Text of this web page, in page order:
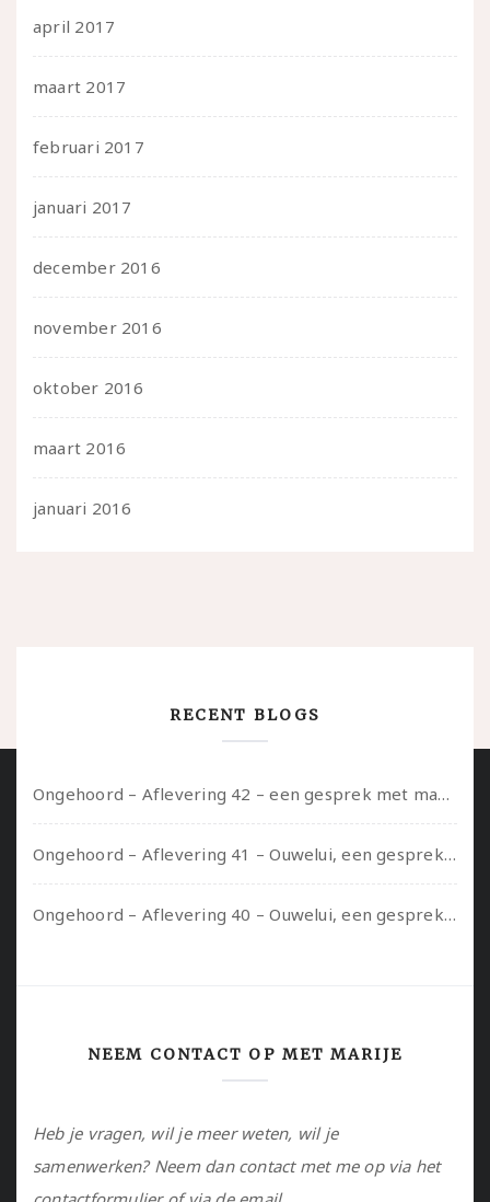
april 2017
maart 2017
februari 2017
januari 2017
december 2016
november 2016
oktober 2016
maart 2016
januari 2016
RECENT BLOGS
Ongehoord – Aflevering 42 – een gesprek met marijn over seksueel opbloeien, het ouderschap uitvinden en verschillende leeftijden in je mee dragen
Ongehoord – Aflevering 41 – Ouwelui, een gesprek met Marcelle over polyamorie op latere leeftijd, (mantel)zorg voor je partners en seksueel plezier.
Ongehoord – Aflevering 40 – Ouwelui, een gesprek met Sadie Lune over vormende relaties en de geschiedenis van de queer pornobeweging
NEEM CONTACT OP MET MARIJE
Heb je vragen, wil je meer weten, wil je
samenwerken? Neem dan contact met me op via het